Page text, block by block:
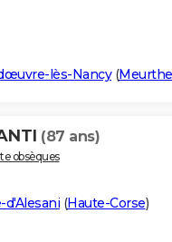
lès-Nancy(
(87 ans)
obsèques
d'Alesani (Haute-Corse)